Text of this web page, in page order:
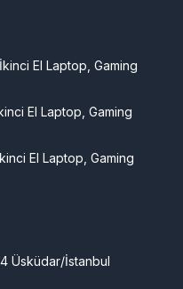
El Laptop, Gaming
El Laptop, Gaming
El Laptop, Gaming
Üsküdar/İstanbul